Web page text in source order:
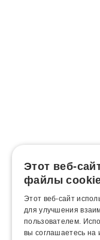
Этот веб-
файлы
Этот веб-сайт
для улучшения
пользователем.
вы соглашаетесь на